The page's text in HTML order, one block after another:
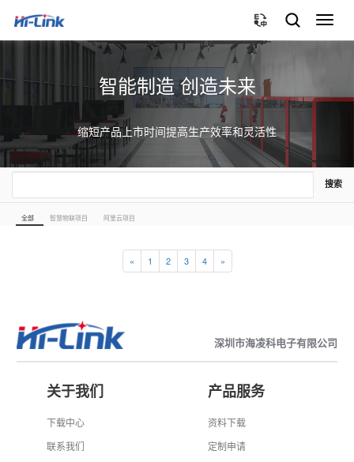
切
换
智能制造 创造未来
缩短产品上市时间提高生产效率和灵活性
搜索
全部 智慧物联项目 阿里云项目
« 1 2 3 4 »
深圳市海凌科电子有限公司
关于我们
下载中心
联系我们
产品服务
资料下载
定制申请